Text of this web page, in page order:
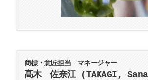
商標・意匠担当 マネージャー
髙木 佐奈江 (TAKAGI,